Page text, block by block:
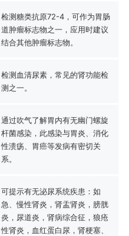
检测糖类抗原72-4，可作为胃肠
道肿瘤标志物之一，应用时建议
结合其他肿瘤标志物。
检测血清尿素，常见的肾功能检
测之一。
通过吹气了解胃内有无幽门螺旋
杆菌感染，此感染与胃炎、消化
性溃疡、胃癌等发病有密切关
系。
可提示有无泌尿系统疾患：如
急、慢性肾炎，肾盂肾炎，膀胱
炎，尿道炎，肾病综合征，狼疮
性肾炎，血红蛋白尿，肾梗塞、